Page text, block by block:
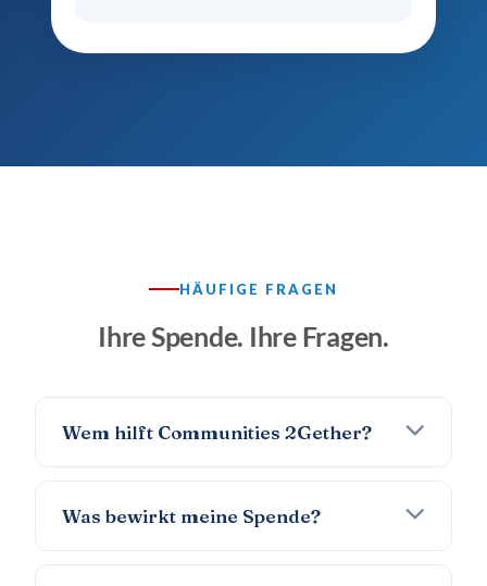
HÄUFIGE FRAGEN
Ihre Spende. Ihre Fragen.
Wem hilft Communities 2Gether?
Was bewirkt meine Spende?